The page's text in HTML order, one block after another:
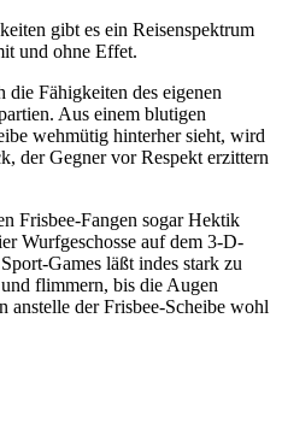
gibt es ein Reisenspektrum
und ohne Effet.
die Fähigkeiten des eigenen
Aus einem blutigen
wehmütig hinterher sieht, wird
der Gegner vor Respekt erzittern
Frisbee-Fangen sogar Hektik
Wurfgeschosse auf dem 3-D-
Games läßt indes stark zu
flimmern, bis die Augen
anstelle der Frisbee-Scheibe wohl